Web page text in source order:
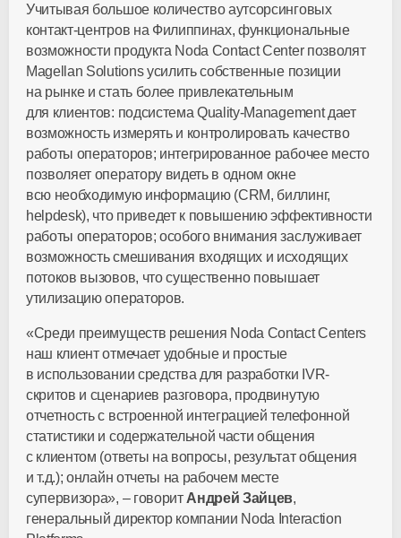
Учитывая большое количество аутсорсинговых
контакт-центров на Филиппинах, функциональные
возможности продукта Noda Contact Center позволят
Magellan Solutions усилить собственные позиции
на рынке и стать более привлекательным
для клиентов: подсистема Quality-Management дает
возможность измерять и контролировать качество
работы операторов; интегрированное рабочее место
позволяет оператору видеть в одном окне
всю необходимую информацию (CRM, биллинг,
helpdesk), что приведет к повышению эффективности
работы операторов; особого внимания заслуживает
возможность смешивания входящих и исходящих
потоков вызовов, что существенно повышает
утилизацию операторов.
«Среди преимуществ решения Noda Contact Centers
наш клиент отмечает удобные и простые
в использовании средства для разработки IVR-
скритов и сценариев разговора, продвинутую
отчетность с встроенной интеграцией телефонной
статистики и содержательной части общения
с клиентом (ответы на вопросы, результат общения
и т.д.); онлайн отчеты на рабочем месте
супервизора», – говорит Андрей Зайцев,
генеральный директор компании Noda Interaction